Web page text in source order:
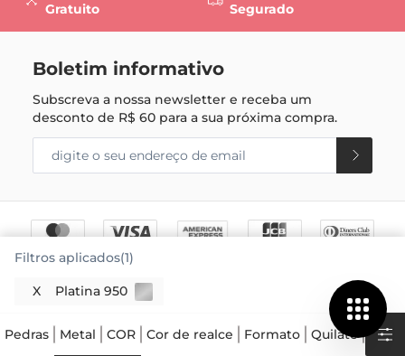
Filtros aplicados(1)
X Platina 950
Pedras Metal COR Cor de realce Formato Quilate
Gratuito
Segurado
Boletim informativo
Subscreva a nossa newsletter e receba um
desconto de R$ 60 para a sua próxima compra.